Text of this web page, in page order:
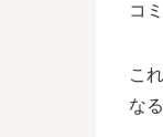
コ
こ
な